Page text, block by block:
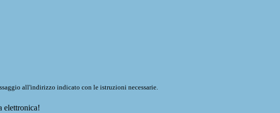
all'indirizzo indicato con le istruzioni necessarie.
elettronica!